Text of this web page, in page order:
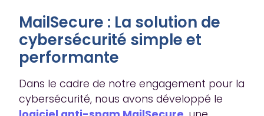
MailSecure : La solution de
cybersécurité simple et
performante
Dans le cadre de notre engagement pour la
cybersécurité, nous avons développé le